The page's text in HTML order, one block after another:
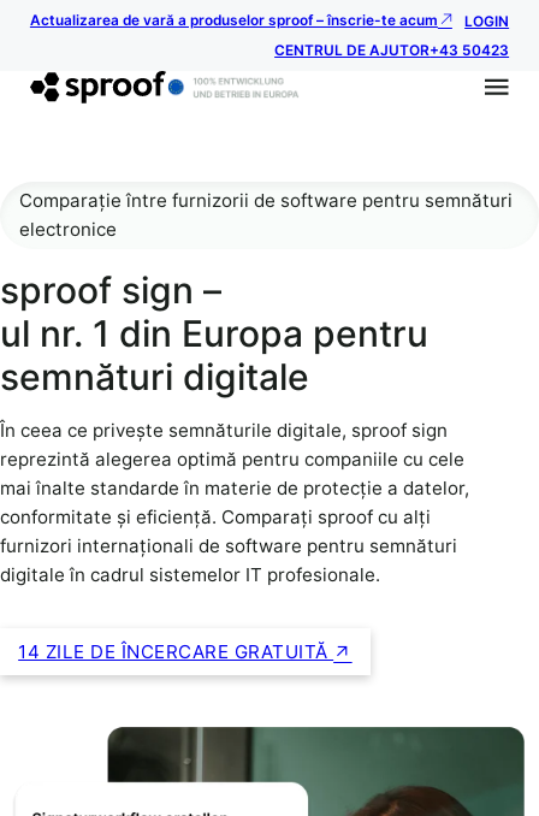
Actualizarea de vară a produselor sproof – înscrie-te acum
LOGIN
CENTRUL DE AJUTOR+43 50423
sproof sign –
ul nr. 1 din Europa pentru
semnături digitale
Comparație între furnizorii de software pentru semnături
electronice
În ceea ce privește semnăturile digitale, sproof sign
reprezintă alegerea optimă pentru companiile cu cele
mai înalte standarde în materie de protecție a datelor,
conformitate și eficiență. Comparați sproof cu alți
furnizori internaționali de software pentru semnături
digitale în cadrul sistemelor IT profesionale.
14 ZILE DE ÎNCERCARE GRATUITĂ